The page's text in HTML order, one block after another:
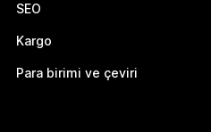
SEO
Kargo
Para birimi ve çeviri